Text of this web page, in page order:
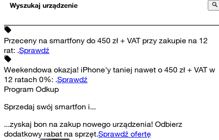
Wyszukaj urządzenie
Przeceny na smartfony do 450 zł + VAT przy zakupie na 12
rat: .Sprawdź
Weekendowa okazja! iPhone'y taniej nawet o 450 zł + VAT w
12 ratach 0%: .Sprawdź
Program Odkup
Sprzedaj swój smartfon i...
...zyskaj bon na zakup nowego urządzenia! Odbierz
dodatkowy rabat na sprzęt.Sprawdź ofertę